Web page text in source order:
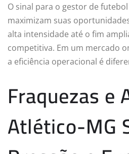
O sinal para o gestor de
maximizam suas
alta intensidade até o fim
competitiva. Em um mercado
a eficiência operacional é
Fraquezas e
Atlético-MG